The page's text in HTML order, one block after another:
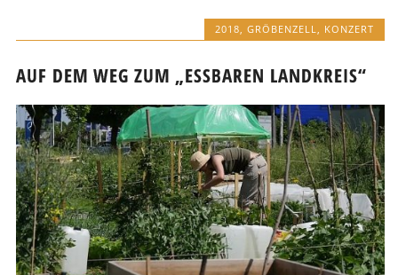
2018 GRÖBENZELL KONZERT
AUF DEM WEG ZUM „ESSBAREN LANDKREIS“